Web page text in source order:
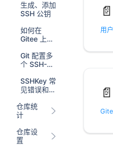
生成、添加
SSH 公钥
如何在
Gitee 上使
Git 配置多
个 SSH-
SSHKey 常
见错误和问
仓库统
计
仓库设
置
📄️
📄️